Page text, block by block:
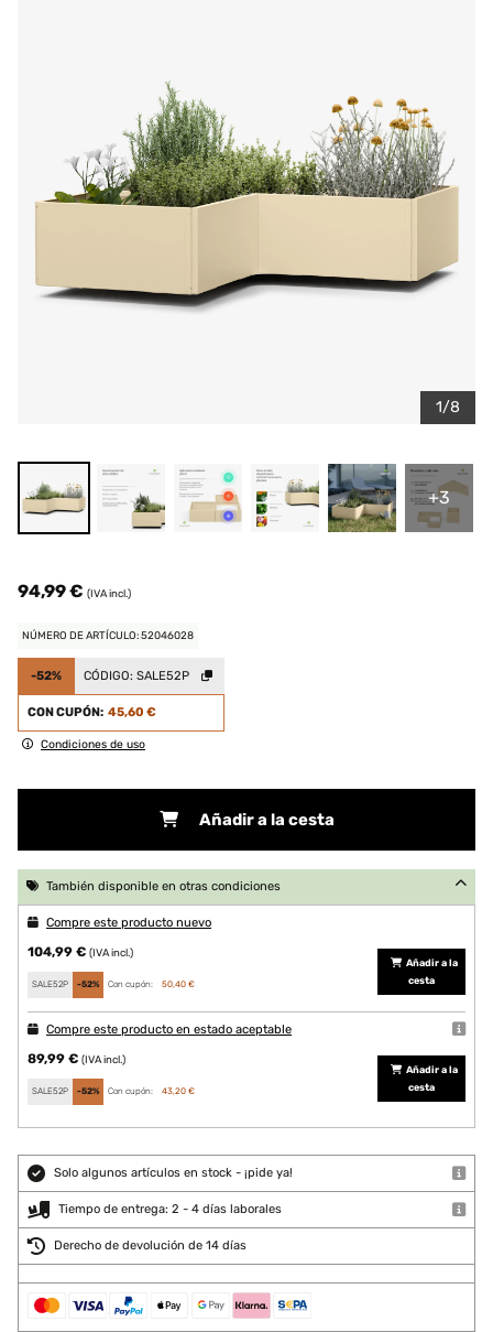
1/8
+3
94,99 € (IVA incl.)
NÚMERO DE ARTÍCULO: 52046028
-52% CÓDIGO: SALE52P
CON CUPÓN: 45,60 €
Condiciones de uso
Añadir a la cesta
También disponible en otras condiciones
Compre este producto nuevo
104,99 € (IVA incl.)
SALE52P -52% Con cupón: 50,40 €
Añadir a la
cesta
Compre este producto en estado aceptable
89,99 € (IVA incl.)
SALE52P -52% Con cupón: 43,20 €
Añadir a la
cesta
Solo algunos artículos en stock - ¡pide ya!
Tiempo de entrega: 2 - 4 días laborales
Derecho de devolución de 14 días